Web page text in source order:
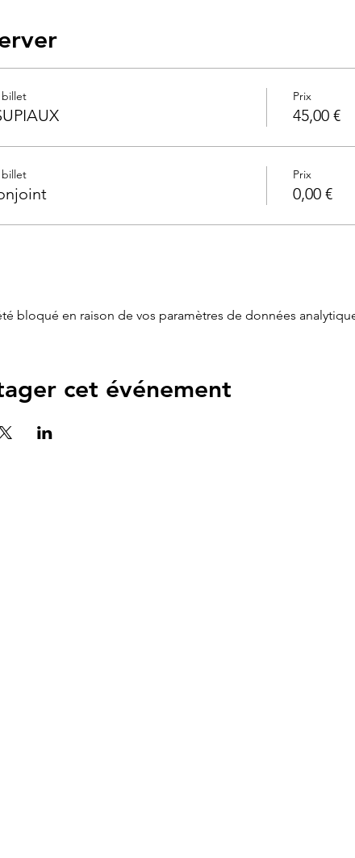
de ventre : astuces pour les soulager
en neurosciences pour éviter les fausses idées
familial avec assurance et certitude et vous épargner
:
dès le 7ème mois de grossesse
de Sages femme St Cyprien
2h
Prix
45,00 €
Prix
0,00 €
bloqué en raison de vos paramètres de données
cet événement